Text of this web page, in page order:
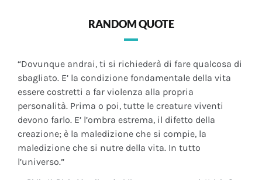
RANDOM QUOTE
“Dovunque andrai, ti si richiederà di fare qualcosa di
sbagliato. E’ la condizione fondamentale della vita
essere costretti a far violenza alla propria
personalità. Prima o poi, tutte le creature viventi
devono farlo. E’ l’ombra estrema, il difetto della
creazione; è la maledizione che si compie, la
maledizione che si nutre della vita. In tutto
l’universo.”